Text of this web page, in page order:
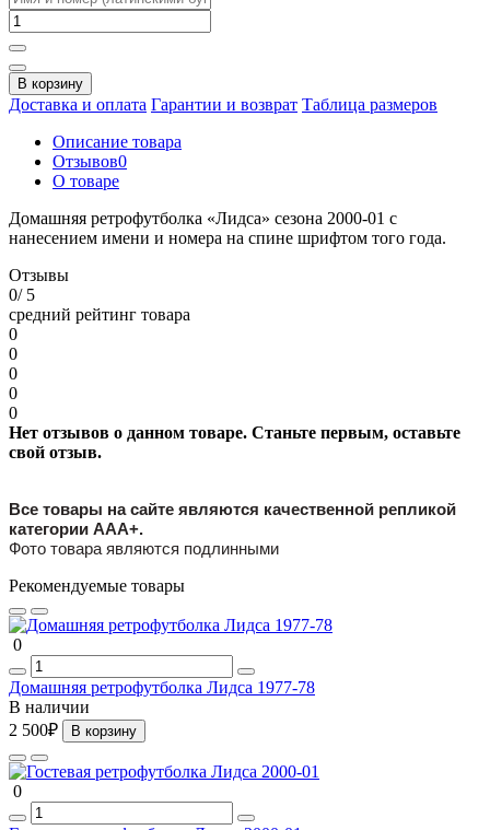
В корзину
Доставка и оплата Гарантии и возврат Таблица размеров
Описание товара
Отзывов0
О товаре
Домашняя ретрофутболка «Лидса» сезона 2000-01 с
нанесением имени и номера на спине шрифтом того года.
Отзывы
0/ 5
средний рейтинг товара
0
0
0
0
0
Нет отзывов о данном товаре. Станьте первым, оставьте
свой отзыв.
Все товары на сайте являются качественной репликой
категории ААА+.
Фото товара являются подлинными
Рекомендуемые товары
0
Домашняя ретрофутболка Лидса 1977-78
В наличии
2 500₽
В корзину
0